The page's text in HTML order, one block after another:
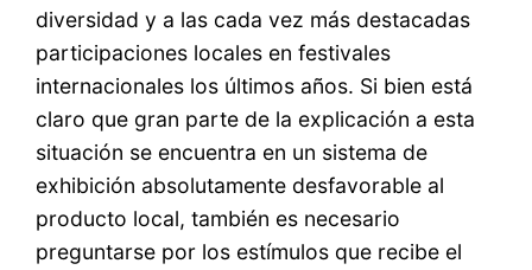
diversidad y a las cada vez más destacadas
participaciones locales en festivales
internacionales los últimos años. Si bien está
claro que gran parte de la explicación a esta
situación se encuentra en un sistema de
exhibición absolutamente desfavorable al
producto local, también es necesario
preguntarse por los estímulos que recibe el